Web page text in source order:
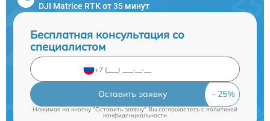
DJI Matrice RTK от 35 минут
Бесплатная консультация со
специалистом
Оставить заявку
Нажимая на кнопку "Оставить заявку" Вы соглашаетесь cполитикой
конфиденциальности